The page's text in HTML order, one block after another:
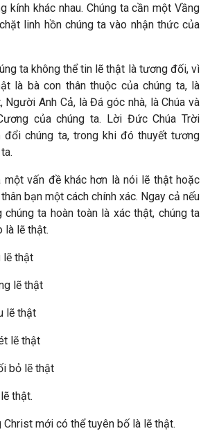
kính khác nhau. Chúng ta cần một Vầng
linh hồn chúng ta vào nhận thức của
ta không thể tin lẽ thật là tương đối, vì
là bà con thân thuộc của chúng ta, là
Người Anh Cả, là Đá góc nhà, là Chúa và
của chúng ta. Lời Đức Chúa Trời
đổi chúng ta, trong khi đó thuyết tương
một vấn đề khác hơn là nói lẽ thật hoặc
bạn một cách chính xác. Ngay cả nếu
ta hoàn toàn là xác thật, chúng ta
là lẽ thật.
lẽ thật
lẽ thật
lẽ thật
lẽ thật
bỏ lẽ thật
thật.
mới có thể tuyên bố là lẽ thật.